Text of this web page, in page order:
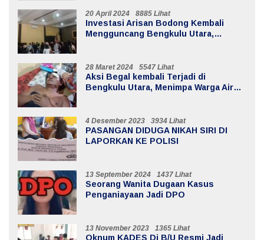
20 April 2024 8885 Lihat
Investasi Arisan Bodong Kembali
Mengguncang Bengkulu Utara,
28 Maret 2024 5547 Lihat
Aksi Begal kembali Terjadi di
Bengkulu Utara, Menimpa Warga Air
4 Desember 2023 3934 Lihat
PASANGAN DIDUGA NIKAH SIRI DI
LAPORKAN KE POLISI
13 September 2024 1437 Lihat
Seorang Wanita Dugaan Kasus
Penganiayaan Jadi DPO
13 November 2023 1365 Lihat
Oknum KADES Di B/U Resmi Jadi